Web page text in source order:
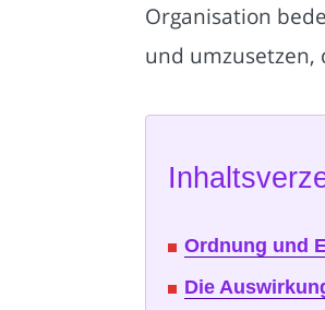
Organisation
und umzusetzen,
Ordnung und
Die